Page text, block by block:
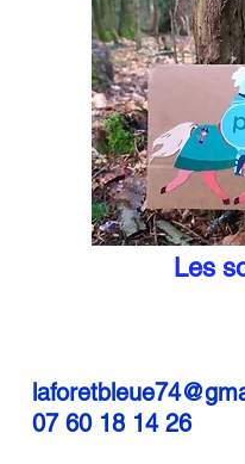
Les
07 60 18 14 26